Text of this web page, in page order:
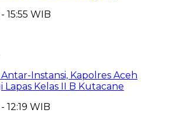
15:55 WIB
Instansi, Kapolres Aceh
Kelas II B Kutacane
12:19 WIB